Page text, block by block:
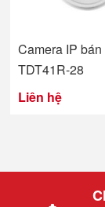
Camera IP
TDT41R-28
Liên hệ